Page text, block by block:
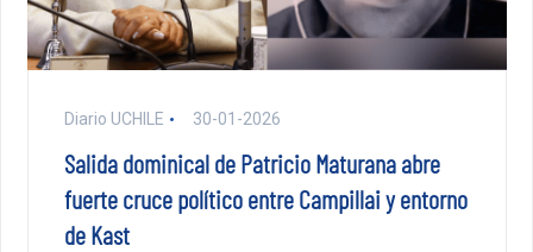
Diario UCHILE 30-01-2026
Salida dominical de Patricio Maturana abre
fuerte cruce político entre Campillai y entorno
de Kast